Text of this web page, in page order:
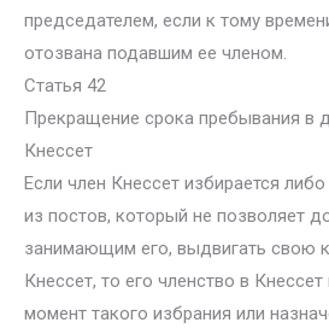
председателем, если к тому
отозвана подавшим ее членом.
Статья 42
Прекращение срока пребывания в
Кнессет
Если член Кнессет избирается
из постов, который не позволяет
занимающим его, выдвигать свою
Кнессет, то его членство в
момент такого избрания или